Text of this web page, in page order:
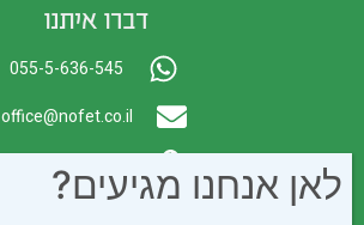
דברו איתנו
055-5-636-545
office@nofet.co.il
לאן אנחנו מגיעים?